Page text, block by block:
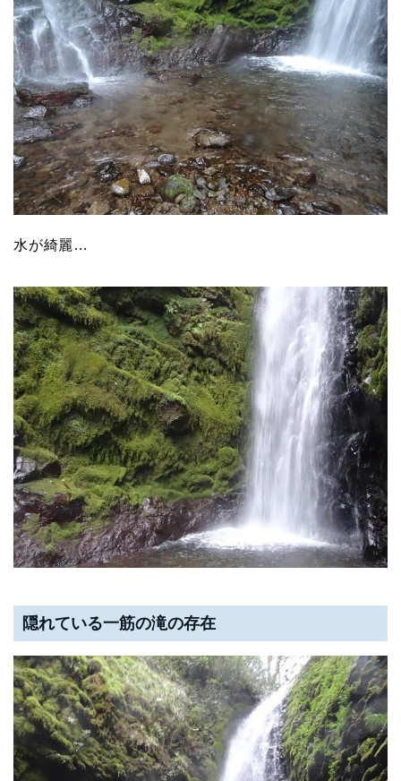
水が綺麗…
隠れている一筋の滝の存在